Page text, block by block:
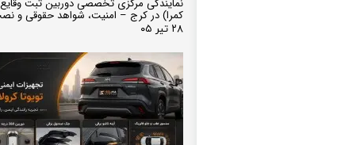
نمایندگی مرکزی تخصصی دوربین ثبت
کمرا) در کرج – امنیت، شواهد حقوقی و
۲۸ تیر ۰۵